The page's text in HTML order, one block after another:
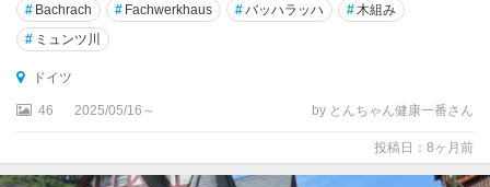
テ
ン
ル
ヘ
キ
# Bachrach # Fachwerkhaus #バッハラッハ # 木組み
# ミュンツ川
ドイツ
46 2025/05/16～ by とんちゃん健康一番さん
投稿日：8ヶ月前